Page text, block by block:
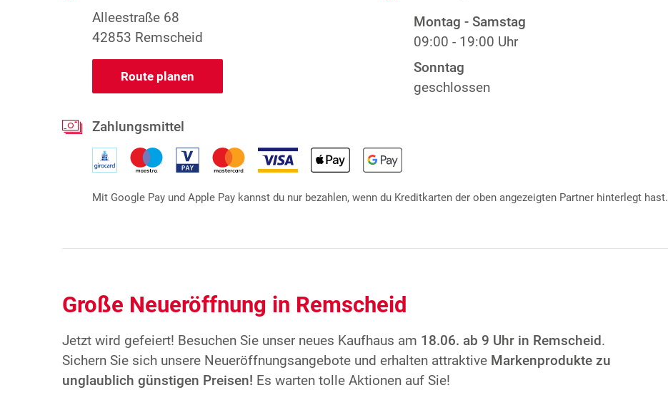
Alleestraße 68
42853 Remscheid
Route planen
Montag - Samstag
09:00 - 19:00 Uhr
Sonntag
geschlossen
Zahlungsmittel
Mit Google Pay und Apple Pay kannst du nur bezahlen, wenn du Kreditkarten der oben angezeigten Partner hinterlegt hast.
Große Neueröffnung in Remscheid
Jetzt wird gefeiert! Besuchen Sie unser neues Kaufhaus am 18.06. ab 9 Uhr in Remscheid.
Sichern Sie sich unsere Neueröffnungsangebote und erhalten attraktive Markenprodukte zu
unglaublich günstigen Preisen! Es warten tolle Aktionen auf Sie!